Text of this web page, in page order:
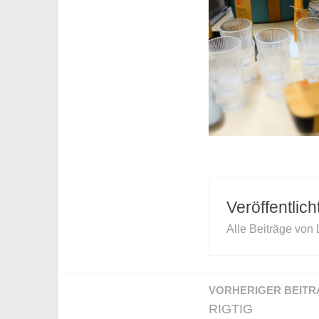
Alle Beiträge von
BeitragsnavigationVORHERIGER
RIGTIG